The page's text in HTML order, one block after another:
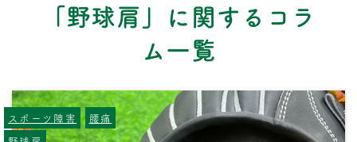
「野球肩」に関するコラ
ム一覧
スポーツ障害
腰痛